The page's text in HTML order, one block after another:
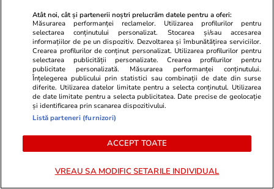
Advertorial
Smart is the new chic: Cum ne
ajută tehnologia să ne reinventăm
Advertorial
Înscrie-te
voucher de
Atât noi, cât și partenerii noștri prelucrăm datele pentru a oferi:
Măsurarea performanței reclamelor. Utilizarea profilurilor pentru
selectarea conținutului personalizat. Stocarea și/sau accesarea
informațiilor de pe un dispozitiv. Dezvoltarea și îmbunătățirea serviciilor.
Crearea profilurilor de conținut personalizat. Utilizarea profilurilor pentru
selectarea publicității personalizate. Crearea profilurilor pentru
publicitate personalizată. Măsurarea performanței conținutului.
Înțelegerea publicului prin statistici sau combinații de date din surse
diferite. Utilizarea datelor limitate pentru a selecta conținutul. Utilizarea
de date limitate pentru a selecta publicitatea. Date precise de geolocație
și identificarea prin scanarea dispozitivului.
Listă parteneri (furnizori)
ACCEPT TOATE
VREAU SA MODIFIC SETARILE INDIVIDUAL